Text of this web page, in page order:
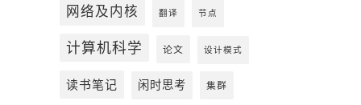
网络及内核 翻译 节点
计算机科学 论文 设计模式
读书笔记 闲时思考 集群